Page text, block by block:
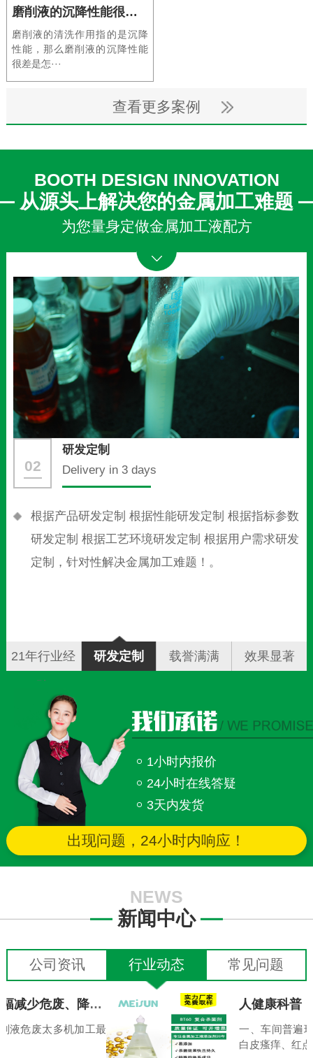
磨削液的沉降性能很差是怎么回事呢
磨削液的清洗作用指的是沉降
性能，那么磨削液的沉降性能
很差是怎···
查看更多案例
BOOTH DESIGN INNOVATION
从源头上解决您的金属加工难题
为您量身定做金属加工液配方
02
研发定制
Delivery in 3 days
根据产品研发定制 根据性能研发定制 根据指标参数
研发定制 根据工艺环境研发定制 根据用户需求研发
定制，针对性解决金属加工难题！。
21年行业经 研发定制 载誉满满 效果显著
1小时内报价
24小时在线答疑
3天内发货
出现问题，24小时内响应！
NEWS
新闻中心
公司资讯 行业动态 常见问题
环保降本科普｜机加工如何大幅减少危废、降低环评风险？
液危废太多机加工最
一、车间普遍
白皮瘙痒、红点